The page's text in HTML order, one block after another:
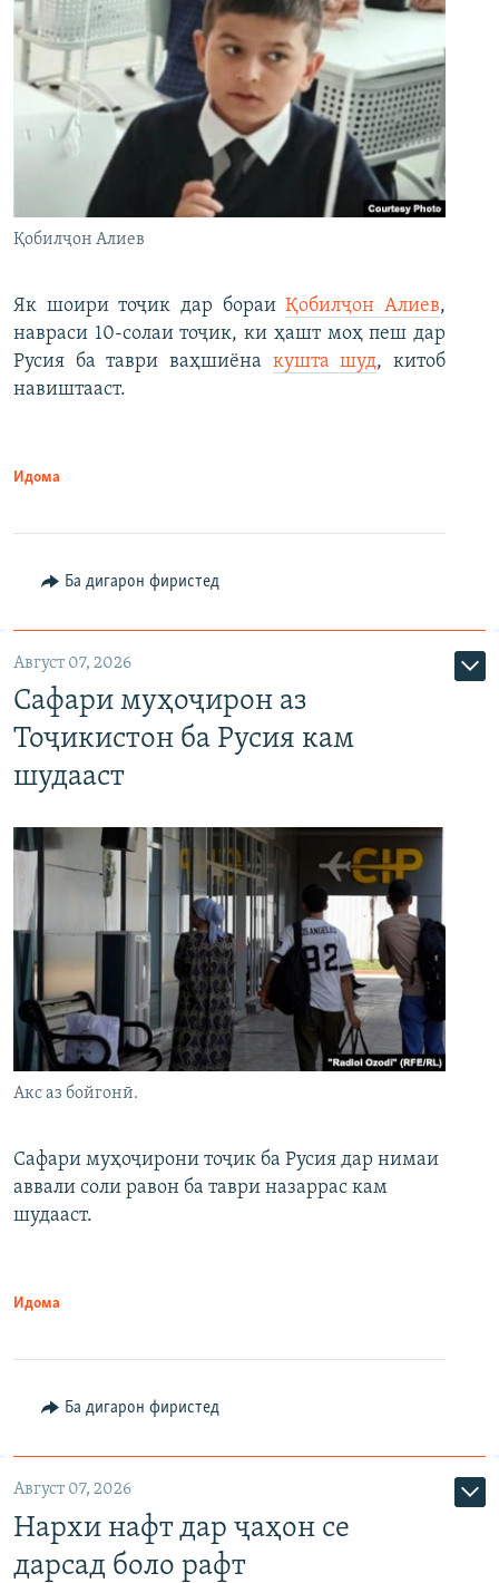
Қобилҷон Алиев
Як шоири тоҷик дар бораиҚобилҷон Алиев,
навраси 10-солаи тоҷик, ки ҳашт моҳ пеш дар
Русия ба таври ваҳшиёна кушта шуд, китоб
навиштааст.
Идома
Ба дигарон фиристед
Август 07, 2026
Сафари муҳоҷирон аз
Тоҷикистон ба Русия кам
шудааст
Акс аз бойгонӣ.
Сафари муҳоҷирони тоҷик ба Русия дар нимаи
аввали соли равон ба таври назаррас кам
шудааст.
Идома
Ба дигарон фиристед
Август 07, 2026
Нархи нафт дар ҷаҳон се
дарсад боло рафт